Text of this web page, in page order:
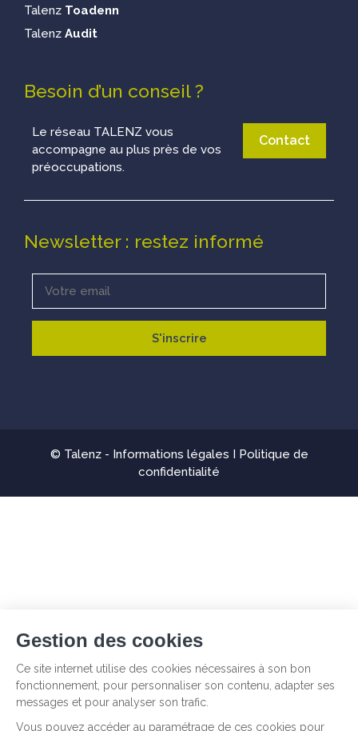
Talenz Toadenn
Talenz Audit
Besoin d’un conseil ?
Le réseau TALENZ vous
accompagne au plus près de vos
préoccupations.
Contact
Newsletter : restez informé
© Talenz - Informations légales I Politique de
confidentialité